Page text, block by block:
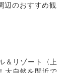
辺のおすすめ観
＆リゾート〈上